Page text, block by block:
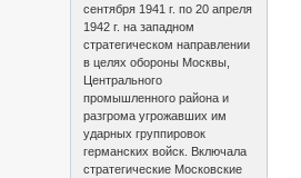
сентября 1941 г. по 20 апреля
1942 г. на западном
стратегическом направлении
в целях обороны Москвы,
Центрального
промышленного района и
разгрома угрожавших им
ударных группировок
германских войск. Включала
стратегические Московские